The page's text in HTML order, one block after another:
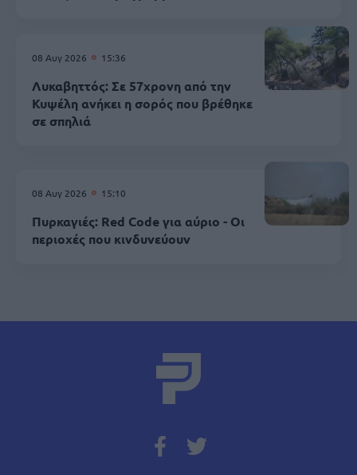
08 Αυγ 2026 15:36
Λυκαβηττός: Σε 57χρονη από την
Κυψέλη ανήκει η σορός που βρέθηκε
σε σπηλιά
08 Αυγ 2026 15:10
Πυρκαγιές: Red Code για αύριο - Οι
περιοχές που κινδυνεύουν